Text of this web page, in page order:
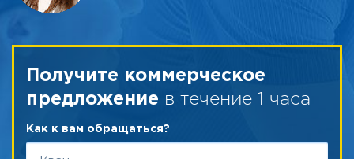
Получите коммерческое
предложение в течение 1 часа
Как к вам обращаться?